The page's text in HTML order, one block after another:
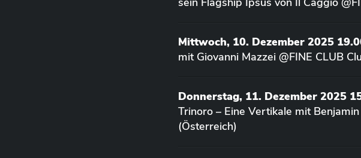
Mittwoch, 10. Dezember 2025
mit Giovanni Mazzei @FINE CLUB
Donnerstag, 11. Dezember 2025
Trinoro – Eine Vertikale mit
(Österreich)